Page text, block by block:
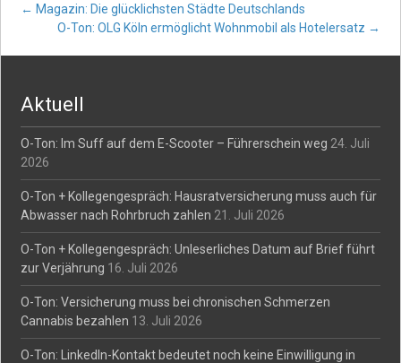
Post
← Magazin: Die glücklichsten Städte Deutschlands
O-Ton: OLG Köln ermöglicht Wohnmobil als Hotelersatz →
Aktuell
O-Ton: Im Suff auf dem E-Scooter – Führerschein weg 24. Juli
2026
O-Ton + Kollegengespräch: Hausratversicherung muss auch für
Abwasser nach Rohrbruch zahlen 21. Juli 2026
O-Ton + Kollegengespräch: Unleserliches Datum auf Brief führt
zur Verjährung 16. Juli 2026
O-Ton: Versicherung muss bei chronischen Schmerzen
Cannabis bezahlen 13. Juli 2026
O-Ton: LinkedIn-Kontakt bedeutet noch keine Einwilligung in